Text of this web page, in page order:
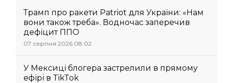
Трамп про ракети Patriot для України: «Нам
вони також треба». Водночас заперечив
дефіцит ППО
07 серпня 2026 08:02
У Мексиці блогера застрелили в прямому
ефірі в TikTok